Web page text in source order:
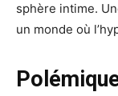
sphère intime.
un monde où